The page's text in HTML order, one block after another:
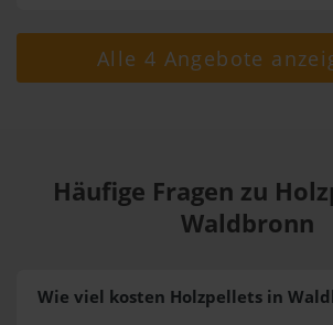
Alle 4 Angebote
Häufige Fragen zu
Waldbronn
Wie viel kosten Holzpellets in